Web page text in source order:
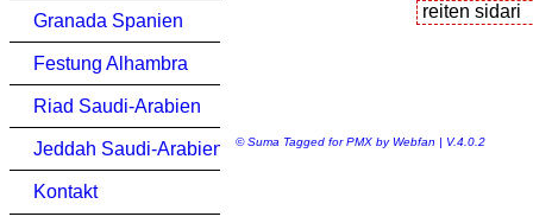
Granada Spanien
Festung Alhambra
Riad Saudi-Arabien
Jeddah Saudi-Arabien
Kontakt
© Suma Tagged for PMX by Webfan | V.4.0.2